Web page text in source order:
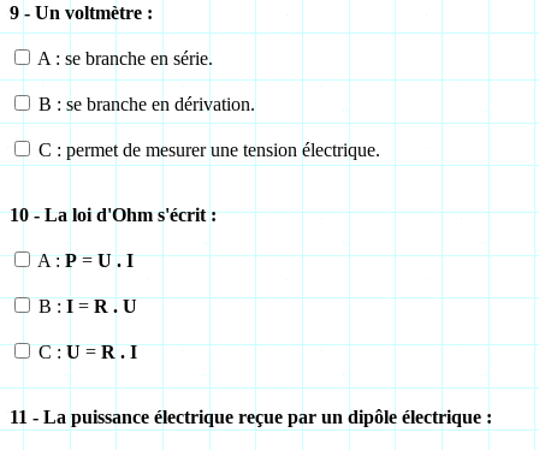
9 - Un voltmètre :
A : se branche en série.
B : se branche en dérivation.
C : permet de mesurer une tension électrique.
10 - La loi d'Ohm s'écrit :
A :P=U . I
B : I = R . U
C :U=R . I
11 - La puissance électrique reçue par un dipôle électrique :